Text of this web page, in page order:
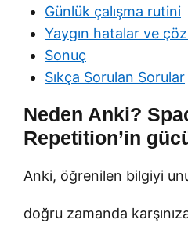
Günlük çalışma rutini
Yaygın hatalar ve
Sonuç
Sıkça Sorulan Sorular
Neden Anki?
Repetition’in
Anki, öğrenilen bilgiyi
doğru zamanda